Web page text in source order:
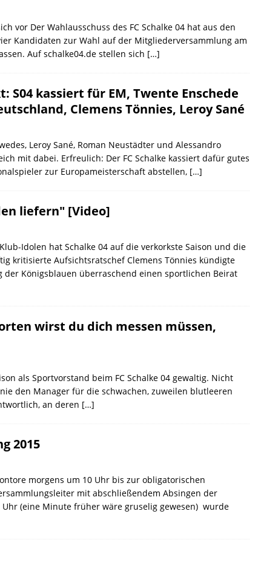
vor Der Wahlausschuss des FC Schalke 04 hat aus den
Kandidaten zur Wahl auf der Mitgliederversammlung am
Auf schalke04.de stellen sich […]
S04 kassiert für EM, Twente Enschede
Clemens Tönnies, Leroy Sané
Leroy Sané, Roman Neustädter und Alessandro
mit dabei. Erfreulich: Der FC Schalke kassiert dafür gutes
zur Europameisterschaft abstellen, […]
liefern" [Video]
Idolen hat Schalke 04 auf die verkorkste Saison und die
kritisierte Aufsichtsratschef Clemens Tönnies kündigte
der Königsblauen überraschend einen sportlichen Beirat
wirst du dich messen müssen,
als Sportvorstand beim FC Schalke 04 gewaltig. Nicht
den Manager für die schwachen, zuweilen blutleeren
an deren […]
2015
morgens um 10 Uhr bis zur obligatorischen
mit abschließendem Absingen der
Uhr (eine Minute früher wäre gruselig gewesen) wurde